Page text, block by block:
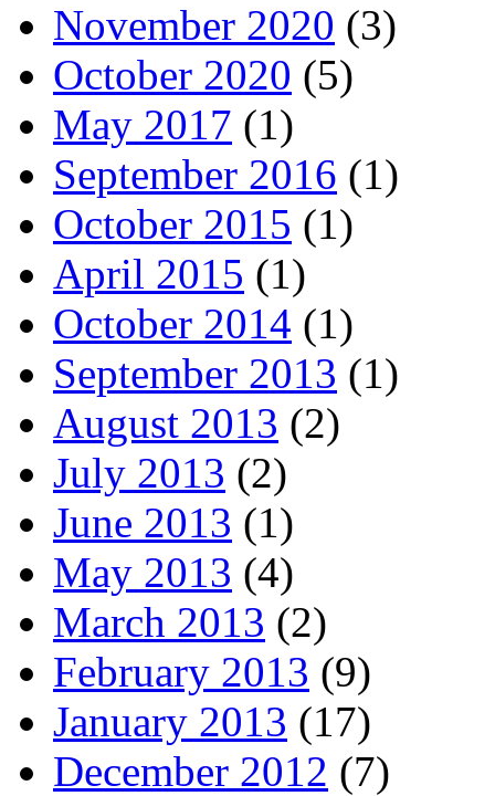
November 2020 (3)
October 2020 (5)
May 2017 (1)
September 2016 (1)
October 2015 (1)
April 2015 (1)
October 2014 (1)
September 2013 (1)
August 2013 (2)
July 2013 (2)
June 2013 (1)
May 2013 (4)
March 2013 (2)
February 2013 (9)
January 2013 (17)
December 2012 (7)